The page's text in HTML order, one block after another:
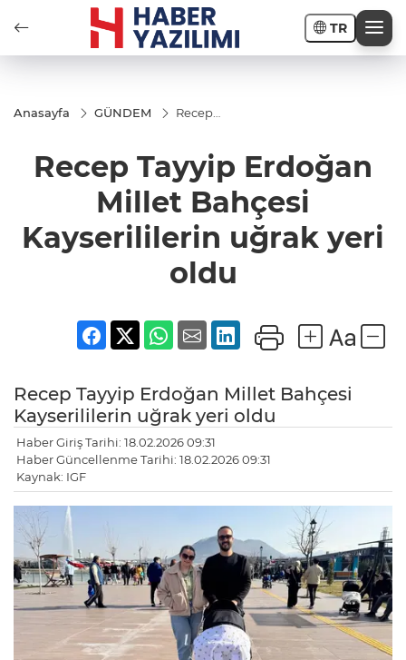
TR
Anasayfa GÜNDEM
Recep
Millet
Bahçesi
Kayserililerin
uğrak yeri
oldu
Recep Tayyip Erdoğan
Millet Bahçesi
Kayserililerin uğrak yeri
oldu
Recep Tayyip Erdoğan Millet Bahçesi
Kayserililerin uğrak yeri oldu
Haber Giriş Tarihi: 18.02.2026 09:31
Haber Güncellenme Tarihi: 18.02.2026 09:31
Kaynak: IGF